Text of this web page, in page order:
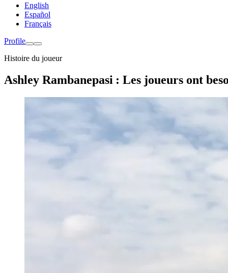
English
Español
Français
Profile
Histoire du joueur
Ashley Rambanepasi : Les joueurs ont